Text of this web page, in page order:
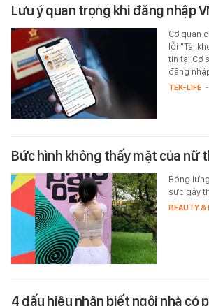
Lưu ý quan trọng khi đăng nhập
Cơ quan
lỗi "Tài
tin tại Cơ
đăng
TEK-LIFE -
Bức hình không thấy mặt của nữ
Bóng
sức gây
BEAUTY &
4 dấu hiệu nhận biết ngôi nhà có